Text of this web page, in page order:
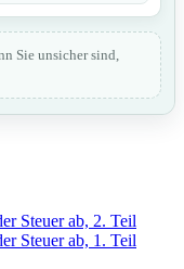
Sie unsicher sind,
Steuer ab, 2. Teil
Steuer ab, 1. Teil